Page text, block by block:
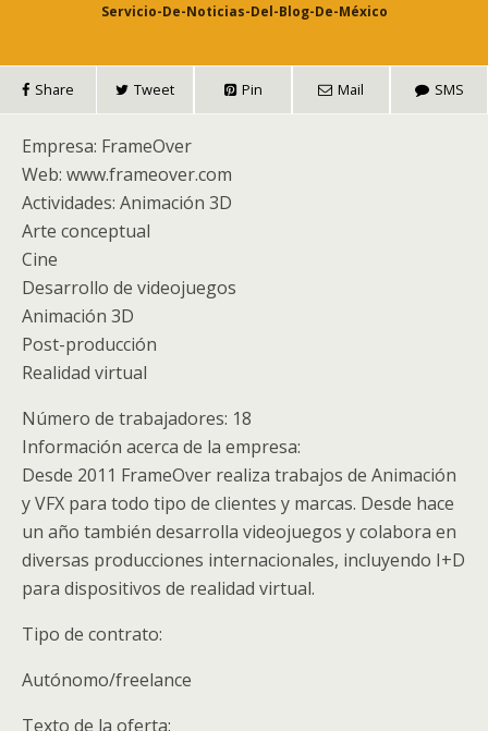
Servicio-De-Noticias-Del-Blog-De-México
Share Tweet Pin Mail SMS
Empresa: FrameOver
Web: www.frameover.com
Actividades: Animación 3D
Arte conceptual
Cine
Desarrollo de videojuegos
Animación 3D
Post-producción
Realidad virtual
Número de trabajadores: 18
Información acerca de la empresa:
Desde 2011 FrameOver realiza trabajos de Animación
y VFX para todo tipo de clientes y marcas. Desde hace
un año también desarrolla videojuegos y colabora en
diversas producciones internacionales, incluyendo I+D
para dispositivos de realidad virtual.
Tipo de contrato:
Autónomo/freelance
Texto de la oferta: